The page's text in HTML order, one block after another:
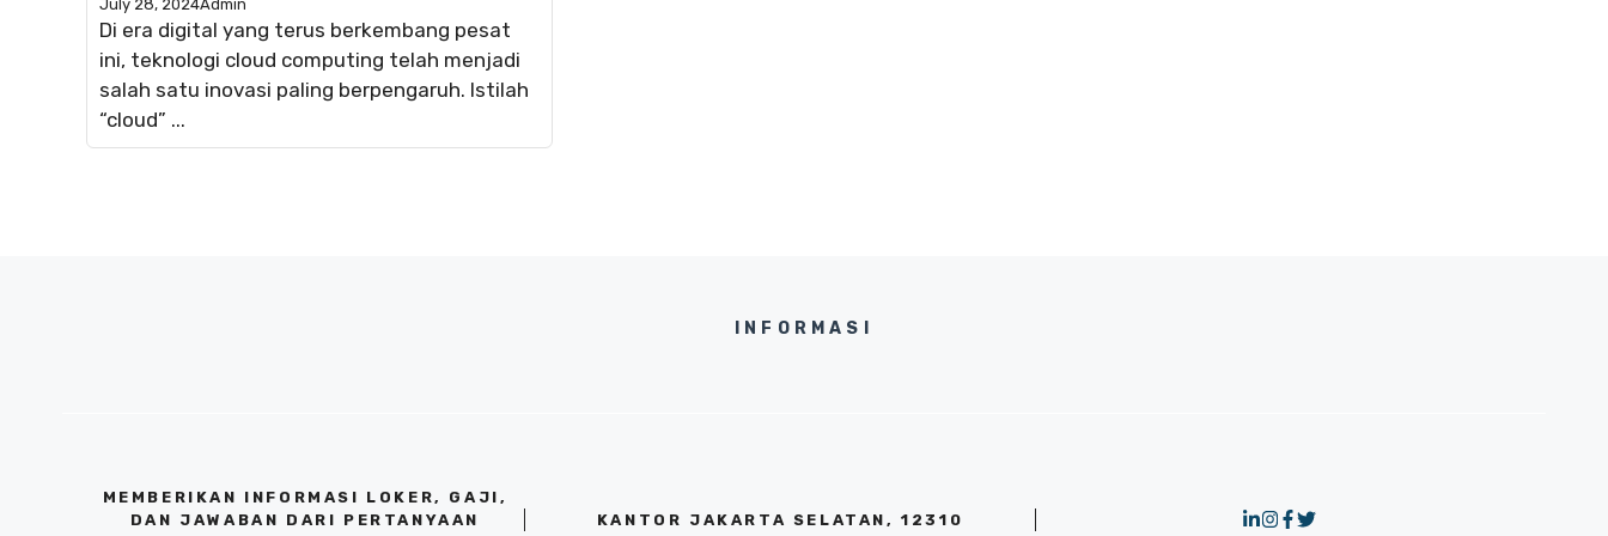
July 28, 2024Admin
Di era digital yang terus berkembang pesat
ini, teknologi cloud computing telah menjadi
salah satu inovasi paling berpengaruh. Istilah
“cloud” ...
INFORMASI
MEMBERIKAN INFORMASI LOKER, GAJI,
DAN JAWABAN DARI PERTANYAAN
KANTOR JAKARTA SELATAN, 12310